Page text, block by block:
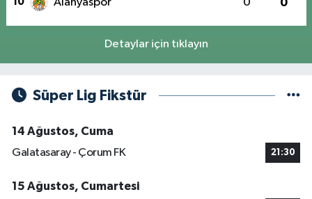
Detaylar için tıklayın
Süper Lig Fikstür
14 Ağustos, Cuma
Galatasaray - Çorum FK
21:30
15 Ağustos, Cumartesi